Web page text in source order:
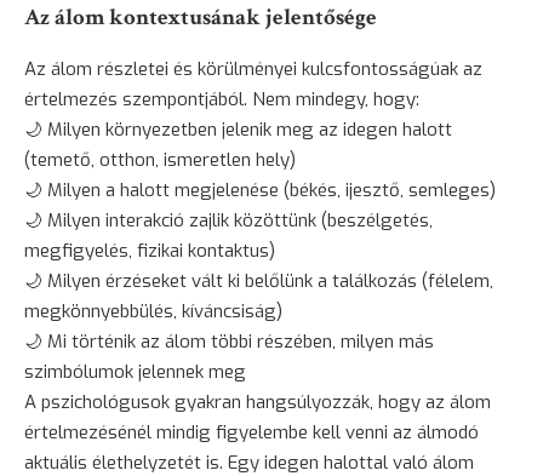
Az álom kontextusának jelentősége
Az álom részletei és körülményei kulcsfontosságúak az
értelmezés szempontjából. Nem mindegy, hogy:
🌙 Milyen környezetben jelenik meg az idegen halott
(temető, otthon, ismeretlen hely)
🌙 Milyen a halott megjelenése (békés, ijesztő, semleges)
🌙 Milyen interakció zajlik közöttünk (beszélgetés,
megfigyelés, fizikai kontaktus)
🌙 Milyen érzéseket vált ki belőlünk a találkozás (félelem,
megkönnyebbülés, kíváncsiság)
🌙 Mi történik az álom többi részében, milyen más
szimbólumok jelennek meg
A pszichológusok gyakran hangsúlyozzák, hogy az álom
értelmezésénél mindig figyelembe kell venni az álmodó
aktuális élethelyzetét is. Egy idegen halottal való álom